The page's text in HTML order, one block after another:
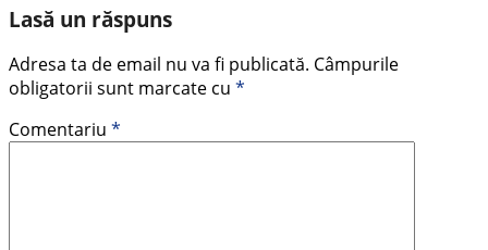
Lasă un răspuns
Adresa ta de email nu va fi publicată. Câmpurile
obligatorii sunt marcate cu *
Comentariu *